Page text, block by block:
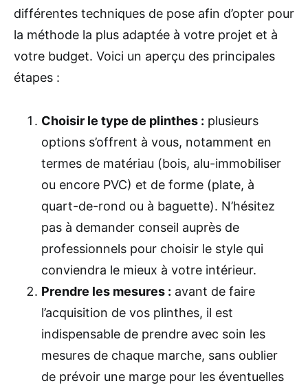
différentes techniques de pose afin d’opter pour
la méthode la plus adaptée à votre projet et à
votre budget. Voici un aperçu des principales
étapes :
Choisir le type de plinthes : plusieurs
options s’offrent à vous, notamment en
termes de matériau (bois, alu-immobiliser
ou encore PVC) et de forme (plate, à
quart-de-rond ou à baguette). N’hésitez
pas à demander conseil auprès de
professionnels pour choisir le style qui
conviendra le mieux à votre intérieur.
Prendre les mesures : avant de faire
l’acquisition de vos plinthes, il est
indispensable de prendre avec soin les
mesures de chaque marche, sans oublier
de prévoir une marge pour les éventuelles